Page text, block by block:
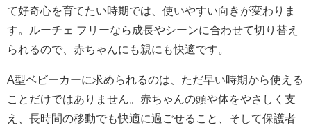
て好奇心を育てたい時期では、使いやすい向きが変わりま
す。ルーチェ フリーなら成長やシーンに合わせて切り替え
られるので、赤ちゃんにも親にも快適です。
A型ベビーカーに求められるのは、ただ早い時期から使える
ことだけではありません。赤ちゃんの頭や体をやさしく支
え、長時間の移動でも快適に過ごせること、そして保護者